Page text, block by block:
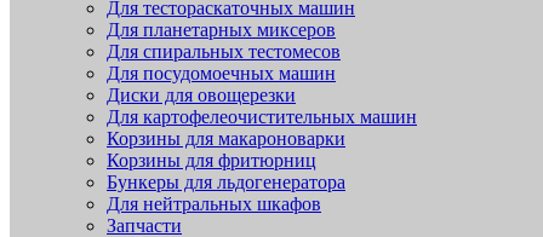
Для тестораскаточных машин
Для планетарных миксеров
Для спиральных тестомесов
Для посудомоечных машин
Диски для овощерезки
Для картофелеочистительных машин
Корзины для макароноварки
Корзины для фритюрниц
Бункеры для льдогенератора
Для нейтральных шкафов
Запчасти